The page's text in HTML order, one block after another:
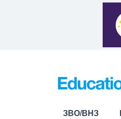
ЗВО/ВНЗ